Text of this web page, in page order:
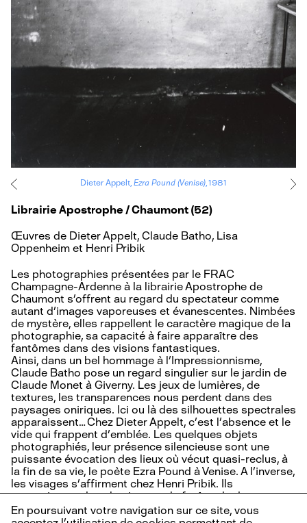
Dieter Appelt, Ezra Pound (Venise) , 1981
Librairie Apostrophe / Chaumont (52)
Œuvres de Dieter Appelt, Claude Batho, Lisa
Oppenheim et Henri Pribik
Les photographies présentées par le FRAC
Champagne-Ardenne à la librairie Apostrophe de
Chaumont s’offrent au regard du spectateur comme
autant d’images vaporeuses et évanescentes. Nimbées
de mystère, elles rappellent le caractère magique de la
photographie, sa capacité à faire apparaître des
fantômes dans des visions fantastiques.
Ainsi, dans un bel hommage à l’Impressionnisme,
Claude Batho pose un regard singulier sur le jardin de
Claude Monet à Giverny. Les jeux de lumières, de
textures, les transparences nous perdent dans des
paysages oniriques. Ici ou là des silhouettes spectrales
apparaissent… Chez Dieter Appelt, c’est l’absence et le
vide qui frappent d’emblée. Les quelques objets
photographiés, leur présence silencieuse sont une
puissante évocation des lieux où vécut quasi-reclus, à
la fin de sa vie, le poète Ezra Pound à Venise. A l’inverse,
les visages s’affirment chez Henri Pribik. Ils
apparaissent dans la pierre ou la forêt, tels des
fantômes d’une humanité disparue et lointaine. Lisa
En poursuivant votre navigation sur ce site, vous